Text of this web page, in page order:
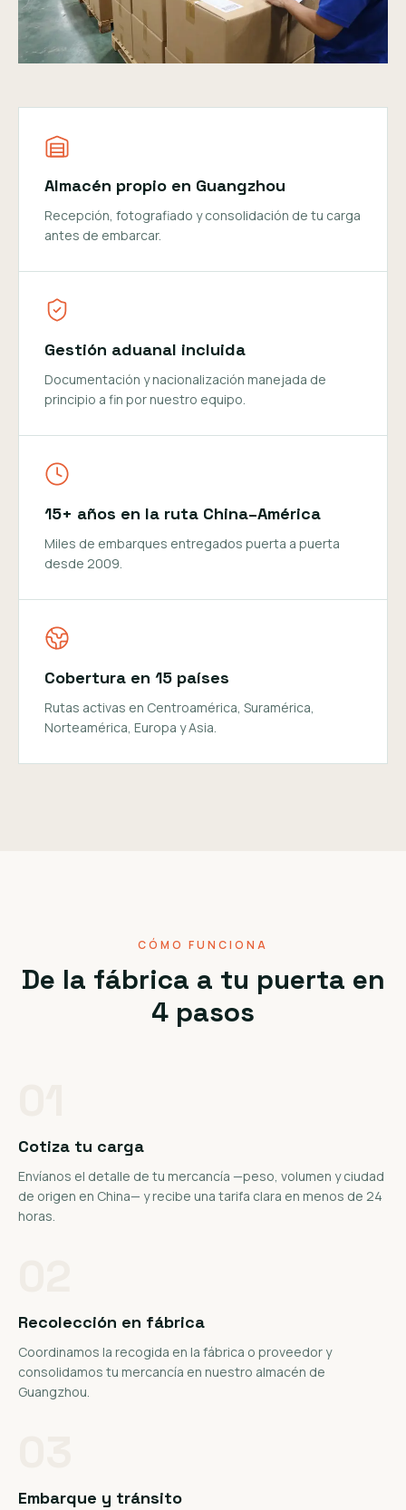
Almacén propio en Guangzhou
Recepción, fotografiado y consolidación de tu carga
antes de embarcar.
Gestión aduanal incluida
Documentación y nacionalización manejada de
principio a fin por nuestro equipo.
15+ años en la ruta China–América
Miles de embarques entregados puerta a puerta
desde 2009.
Cobertura en 15 países
Rutas activas en Centroamérica, Suramérica,
Norteamérica, Europa y Asia.
CÓMO FUNCIONA
De la fábrica a tu puerta en
4 pasos
Cotiza tu carga
Envíanos el detalle de tu mercancía —peso, volumen y ciudad
de origen en China— y recibe una tarifa clara en menos de 24
horas.
Recolección en fábrica
Coordinamos la recogida en la fábrica o proveedor y
consolidamos tu mercancía en nuestro almacén de
Guangzhou.
Embarque y tránsito